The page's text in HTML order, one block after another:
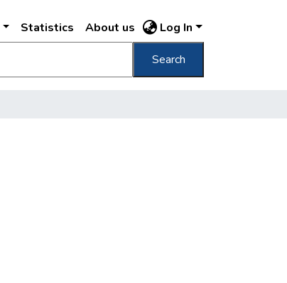
Statistics About us Log In
Search